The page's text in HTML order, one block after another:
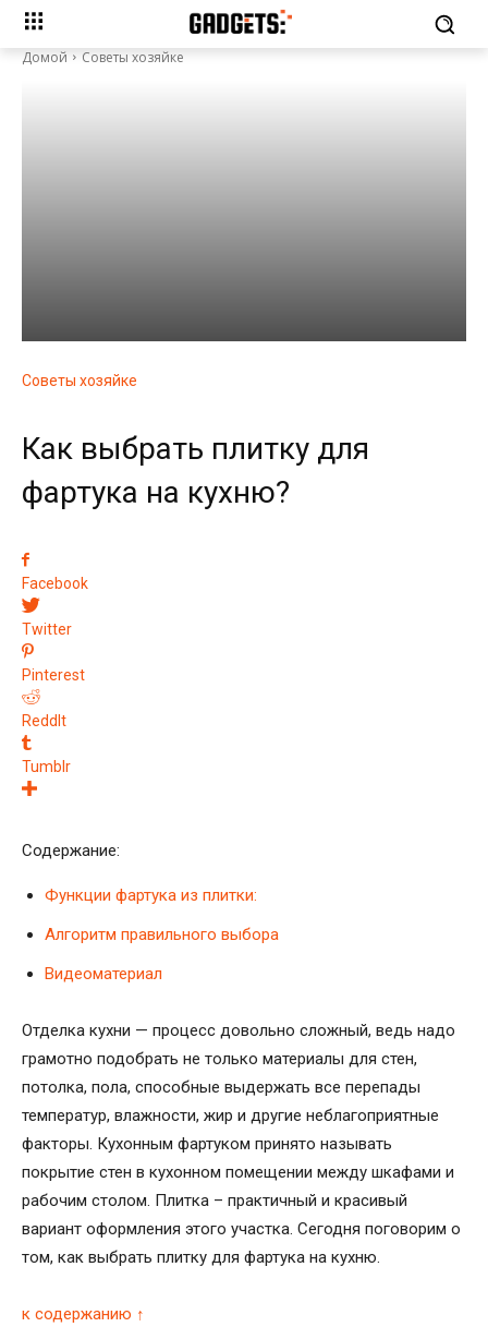
Домой Советы хозяйке
Советы хозяйке
Как выбрать плитку для
фартука на кухню?
Facebook
Twitter
Pinterest
ReddIt
Tumblr
Содержание:
Функции фартука из плитки:
Алгоритм правильного выбора
Видеоматериал
Отделка кухни — процесс довольно сложный, ведь надо
грамотно подобрать не только материалы для стен,
потолка, пола, способные выдержать все перепады
температур, влажности, жир и другие неблагоприятные
факторы. Кухонным фартуком принято называть
покрытие стен в кухонном помещении между шкафами и
рабочим столом. Плитка – практичный и красивый
вариант оформления этого участка. Сегодня поговорим о
том, как выбрать плитку для фартука на кухню.
к содержанию ↑